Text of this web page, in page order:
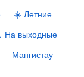
☀️ Летние
На выходные
Мангистау